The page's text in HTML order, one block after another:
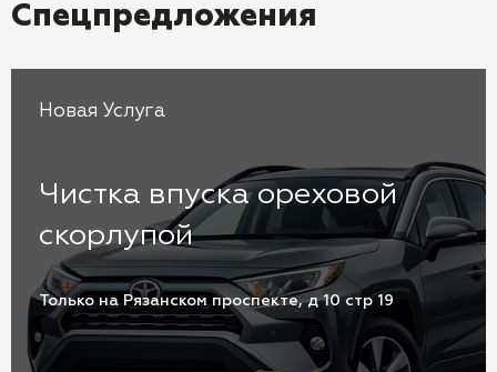
Спецпредложения
Новая Услуга
Чистка впуска ореховой
скорлупой
Только на Рязанском проспекте, д 10 стр 19